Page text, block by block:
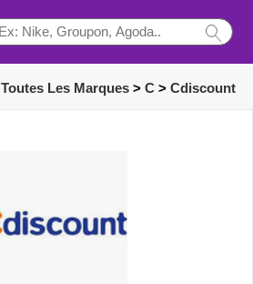
Toutes Les Marques > C > Cdiscount